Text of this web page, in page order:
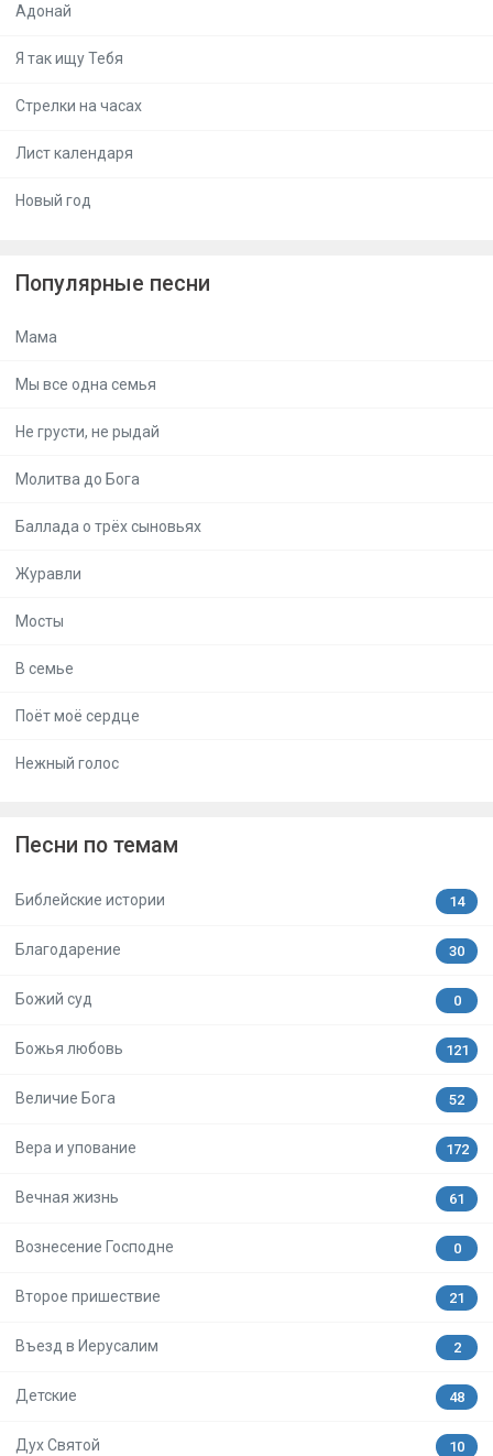
Адонай
Я так ищу Тебя
Стрелки на часах
Лист календаря
Новый год
Популярные песни
Мама
Мы все одна семья
Не грусти, не рыдай
Молитва до Бога
Баллада о трёх сыновьях
Журавли
Мосты
В семье
Поёт моё сердце
Нежный голос
Песни по темам
Библейские истории 14
Благодарение 30
Божий суд 0
Божья любовь 121
Величие Бога 52
Вера и упование 172
Вечная жизнь 61
Вознесение Господне 0
Второе пришествие 21
Въезд в Иерусалим 2
Детские 48
Дух Святой 10